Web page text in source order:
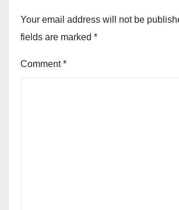
Your email address will not be
fields are marked *
Comment*